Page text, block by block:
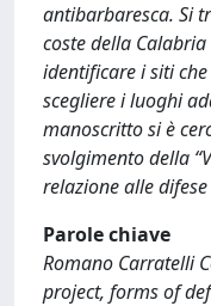
antibarbaresca. Si
coste della
identificare i siti
scegliere i luoghi
manoscritto si è
svolgimento della
relazione alle
Parole chiave
Romano Carratelli
project, forms of